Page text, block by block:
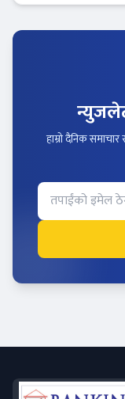
हाम्रो दैनिक